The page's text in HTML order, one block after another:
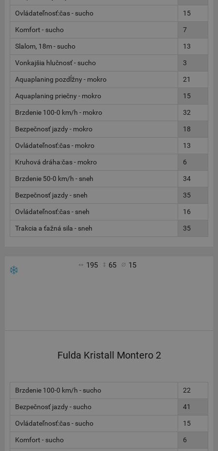
Ovládateľnosť:čas - sucho 15
Komfort - sucho 7
Slalom, 18m - sucho 13
Vonkajšia hlučnosť - sucho 3
Aquaplaning pozdĺžny - mokro 21
Aquaplaning priečny - mokro 15
Brzdenie 100-0 km/h - mokro 32
Bezpečnosť jazdy - mokro 18
Ovládateľnosť:čas - mokro 13
Kruhová dráha:čas - mokro 6
Brzdenie 50-0 km/h - sneh 34
Bezpečnosť jazdy - sneh 35
Ovládateľnosť:čas - sneh 16
Trakcia a ťažná sila - sneh 35
195 65 15
Fulda Kristall Montero 2
Brzdenie 100-0 km/h - sucho 22
Bezpečnosť jazdy - sucho 41
Ovládateľnosť:čas - sucho 15
Komfort - sucho 6